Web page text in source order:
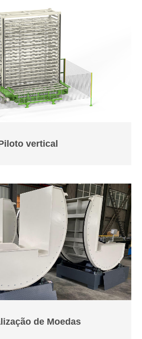
vertical
de Moedas